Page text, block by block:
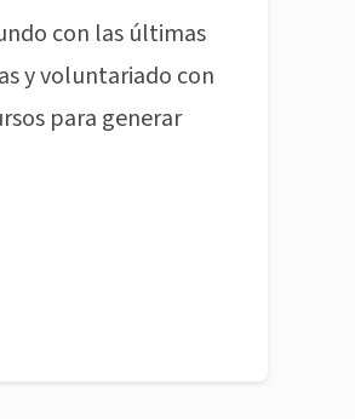
con las últimas
y voluntariado con
para generar